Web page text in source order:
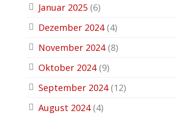
Januar 2025 (6)
Dezember 2024(4)
November 2024(8)
Oktober 2024(9)
September 2024(12)
August 2024(4)